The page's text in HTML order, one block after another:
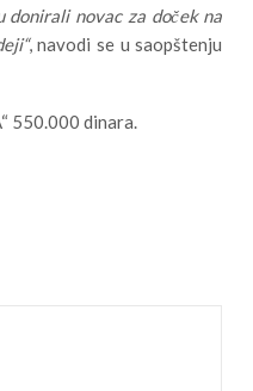
donirali novac za doček na
, navodi se u saopštenju
550.000 dinara.